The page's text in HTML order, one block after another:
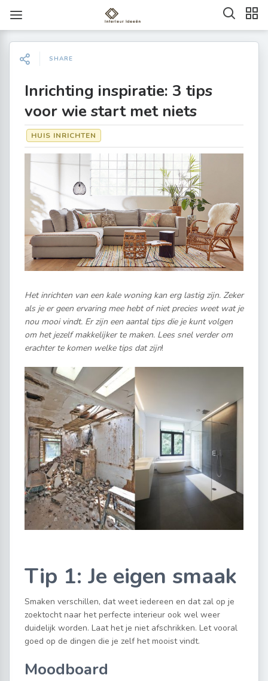
SHARE
Inrichting inspiratie: 3 tips
voor wie start met niets
HUIS INRICHTEN
Het inrichten van een kale woning kan erg lastig zijn. Zeker
als je er geen ervaring mee hebt of niet precies weet wat je
nou mooi vindt. Er zijn een aantal tips die je kunt volgen
om het jezelf makkelijker te maken. Lees snel verder om
erachter te komen welke tips dat zijn!
Tip 1: Je eigen smaak
Smaken verschillen, dat weet iedereen en dat zal op je
zoektocht naar het perfecte interieur ook wel weer
duidelijk worden. Laat het je niet afschrikken. Let vooral
goed op de dingen die je zelf het mooist vindt.
Moodboard